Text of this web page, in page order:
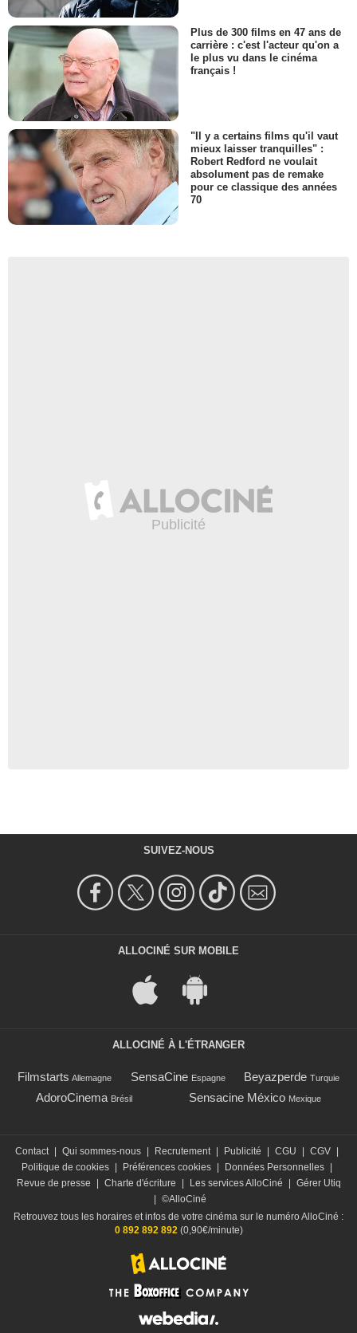
Plus de 300 films en 47 ans de
carrière : c'est l'acteur qu'on a
le plus vu dans le cinéma
français !
"Il y a certains films qu'il vaut
mieux laisser tranquilles" :
Robert Redford ne voulait
absolument pas de remake
pour ce classique des années
70
SUIVEZ-NOUS
ALLOCINÉ SUR MOBILE
ALLOCINÉ À L'ÉTRANGER
Filmstarts Allemagne SensaCine Espagne Beyazperde Turquie
AdoroCinema Brésil Sensacine México Mexique
Contact Qui sommes-nous Recrutement Publicité CGU CGV
Politique de cookies
Préférences cookies Données Personnelles
Revue de presse
Charte d'écriture Les services AlloCiné
Gérer Utiq
©AlloCiné
Retrouvez tous les horaires et infos de votre cinéma sur le numéro AlloCiné :
0 892 892 892(0,90€/minute)